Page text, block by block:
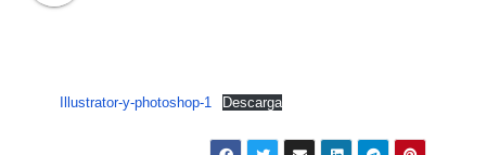
Illustrator-y-photoshop-1 Descarga